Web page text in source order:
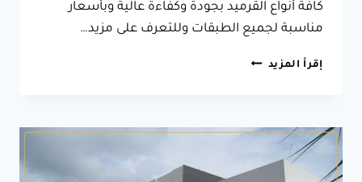
كافة أنواع القرميد بجودة وكفاءة عالية وبأسعار
مناسبة لجميع الطبقات وللتعرف على مزيد…
إقرأ المزيد معلم
0566631564
معدني